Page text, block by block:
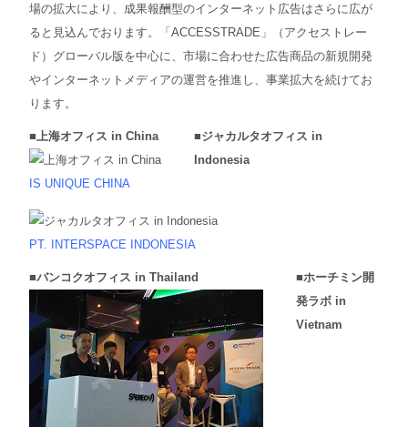
場の拡大により、成果報酬型のインターネット広告はさらに広が
ると見込んでおります。「ACCESSTRADE」（アクセストレー
ド）グローバル版を中心に、市場に合わせた広告商品の新規開発
やインターネットメディアの運営を推進し、事業拡大を続けてお
ります。
■上海オフィス in China
IS UNIQUE CHINA
■ジャカルタオフィス in
Indonesia
PT. INTERSPACE INDONESIA
■バンコクオフィス in Thailand
■ホーチミン開
発ラボ in
Vietnam